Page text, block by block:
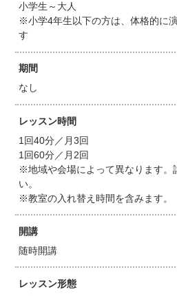
小学生～大人
※小学4年生以下の方は、体格的に
す
期間
なし
レッスン時間
1回40分／月3回
1回60分／月2回
※地域や会場によって異なります。
い。
※教室の入れ替え時間を含みます。
開講
随時開講
レッスン形態